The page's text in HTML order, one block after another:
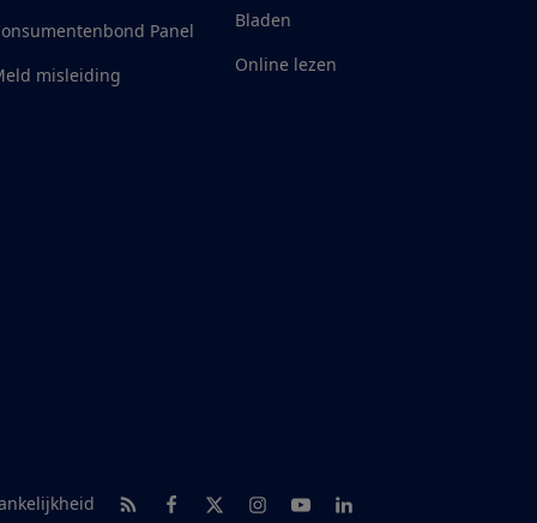
Panel
misleiding
Bladen
Online lezen
RSS-feed nieuws
Facebook
TwitterInstagram
YoutubeLinkedIn